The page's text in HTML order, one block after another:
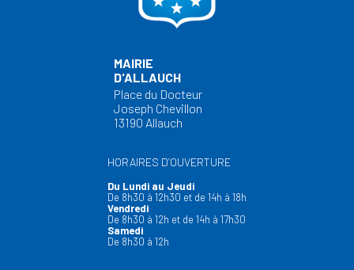
MAIRIE
D'ALLAUCH
Place du Docteur
Joseph Chevillon
13190 Allauch
HORAIRES D’OUVERTURE
Du Lundi au Jeudi
De 8h30 à 12h30 et de 14h à 18h
Vendredi
De 8h30 à 12h et de 14h à 17h30
Samedi
De 8h30 à 12h